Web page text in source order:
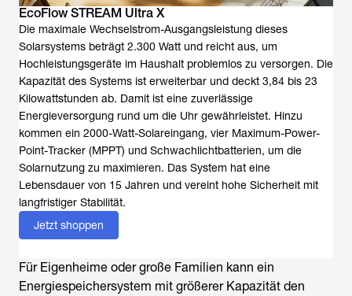
EcoFlow STREAM Ultra X
Die maximale Wechselstrom-Ausgangsleistung dieses
Solarsystems beträgt 2.300 Watt und reicht aus, um
Hochleistungsgeräte im Haushalt problemlos zu versorgen. Die
Kapazität des Systems ist erweiterbar und deckt 3,84 bis 23
Kilowattstunden ab. Damit ist eine zuverlässige
Energieversorgung rund um die Uhr gewährleistet. Hinzu
kommen ein 2000-Watt-Solareingang, vier Maximum-Power-
Point-Tracker (MPPT) und Schwachlichtbatterien, um die
Solarnutzung zu maximieren. Das System hat eine
Lebensdauer von 15 Jahren und vereint hohe Sicherheit mit
langfristiger Stabilität.
Jetzt shoppen
Für Eigenheime oder große Familien kann ein
Energiespeichersystem mit größerer Kapazität den